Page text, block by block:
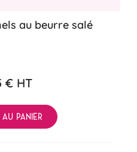
au beurre salé
€ HT
PANIER